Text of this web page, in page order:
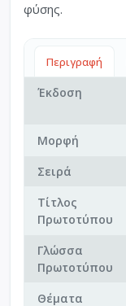
φύσης.
Περιγραφή
Έκδοση
Μορφή
Σειρά
Τίτλος
Πρωτοτύπου
Γλώσσα
Πρωτοτύπου
Θέματα